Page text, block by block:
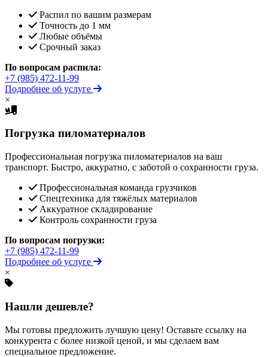
Распил по вашим размерам
Точность до 1 мм
Любые объёмы
Срочный заказ
По вопросам распила:
+7 (985) 472-11-99
Подробнее об услуге
×
Погрузка пиломатериалов
Профессиональная погрузка пиломатериалов на ваш
транспорт. Быстро, аккуратно, с заботой о сохранности груза.
Профессиональная команда грузчиков
Спецтехника для тяжёлых материалов
Аккуратное складирование
Контроль сохранности груза
По вопросам погрузки:
+7 (985) 472-11-99
Подробнее об услуге
×
Нашли дешевле?
Мы готовы предложить лучшую цену! Оставьте ссылку на
конкурента с более низкой ценой, и мы сделаем вам
специальное предложение.